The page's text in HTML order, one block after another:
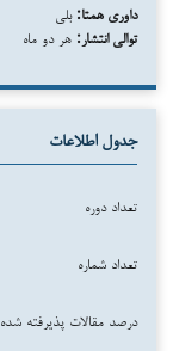
داوری همتا: بلی
توالی انتشار: هر دو ماه
جدول اطلاعات
تعداد دوره
تعداد شماره
درصد مقالات پذیرفته شده